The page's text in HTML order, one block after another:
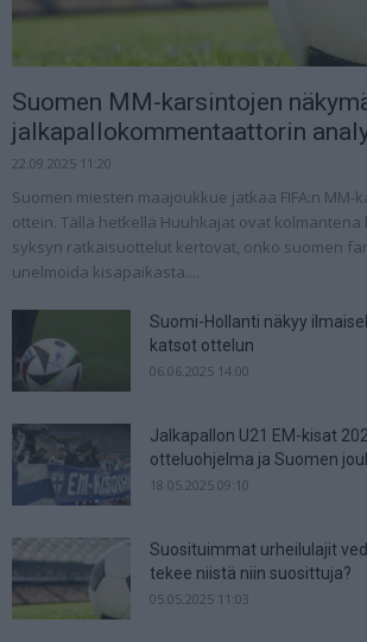
Suomen MM-karsintojen
jalkapallokommentaattorin
22.09.2025 11:20
Suomen miesten maajoukkue jatkaa FIFA:n
ottein. Tällä hetkellä Huuhkajat ovat
syksyn ratkaisuottelut kertovat, onko suomen
unelmoida kisapaikasta....
Suomi-Hollanti näkyy
katsot ottelun
06.06.2025 14:00
Jalkapallon U21 EM-kisat
otteluohjelma ja Suomen
18.05.2025 09:10
Suosituimmat urheilulajit
tekee niistä niin suosittuja?
05.05.2025 11:03